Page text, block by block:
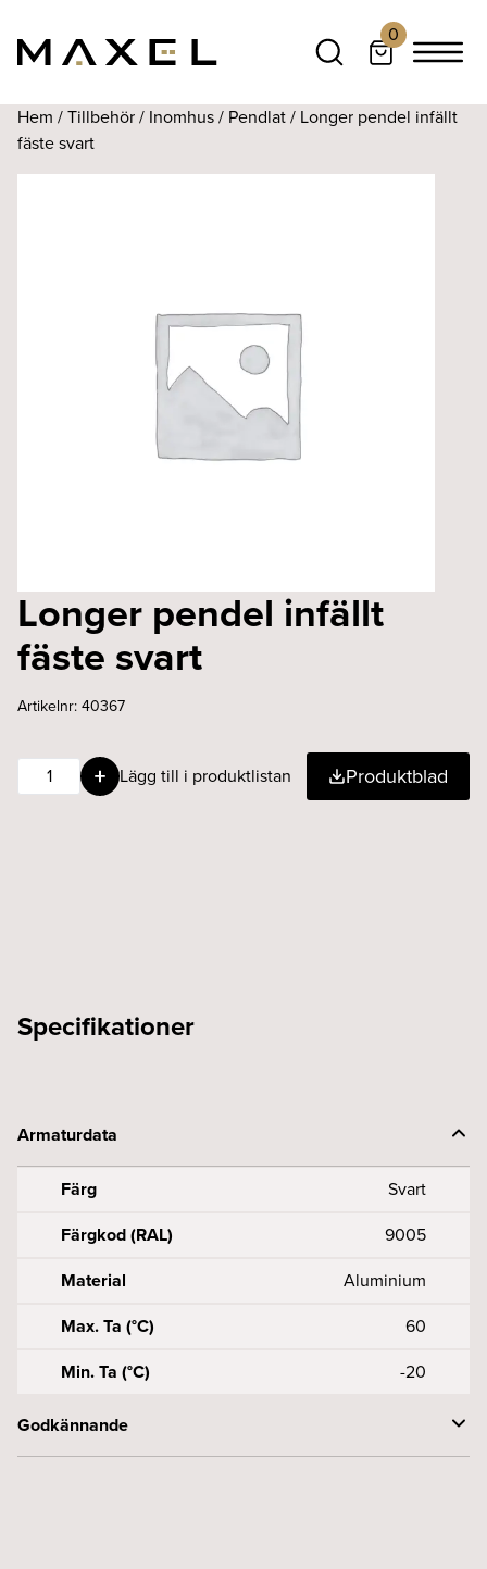
0
Hem /Tillbehör/ Inomhus/ Pendlat/ Longer pendel infällt
fäste svart
Longer pendel infällt
fäste svart
Artikelnr:40367
Longer
pendel
Lägg till i produktlistan Produktblad
Specifikationer
Armaturdata
Färg
Svart
Färgkod (RAL)
9005
Material
Aluminium
Max. Ta (°C)
60
Min. Ta (°C)
-20
Godkännande